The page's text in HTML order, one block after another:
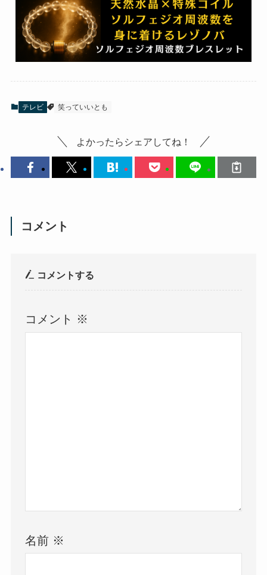
テレビ 笑っていいとも
よかったらシェアしてね！
コメント
コメントする
コメント ※
名前 ※